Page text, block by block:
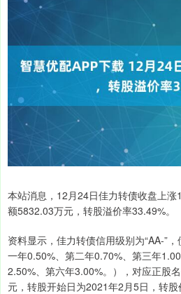
本站消息，12月24日佳力转债收盘上
额5832.03万元，转股溢价率33.49%。
资料显示，佳力转债信用级别为“AA-”
一年0.50%、第二年0.70%、第三年
2.50%、第六年3.00%。），对应正股
元，转股开始日为2021年2月5日，转股